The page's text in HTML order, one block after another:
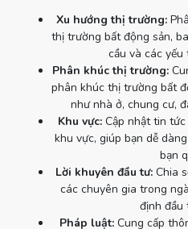
Xu hướng thị trường:
thị trường bất động sản,
cầu và các yếu
Phân khúc thị trường:
phân khúc thị trường bất
như nhà ở, chung cư,
Khu vực: Cập nhật tin
khu vực, giúp bạn dễ
bạn
Lời khuyên đầu tư:Chia
các chuyên gia trong
định đầu
Pháp luật:Cung cấp